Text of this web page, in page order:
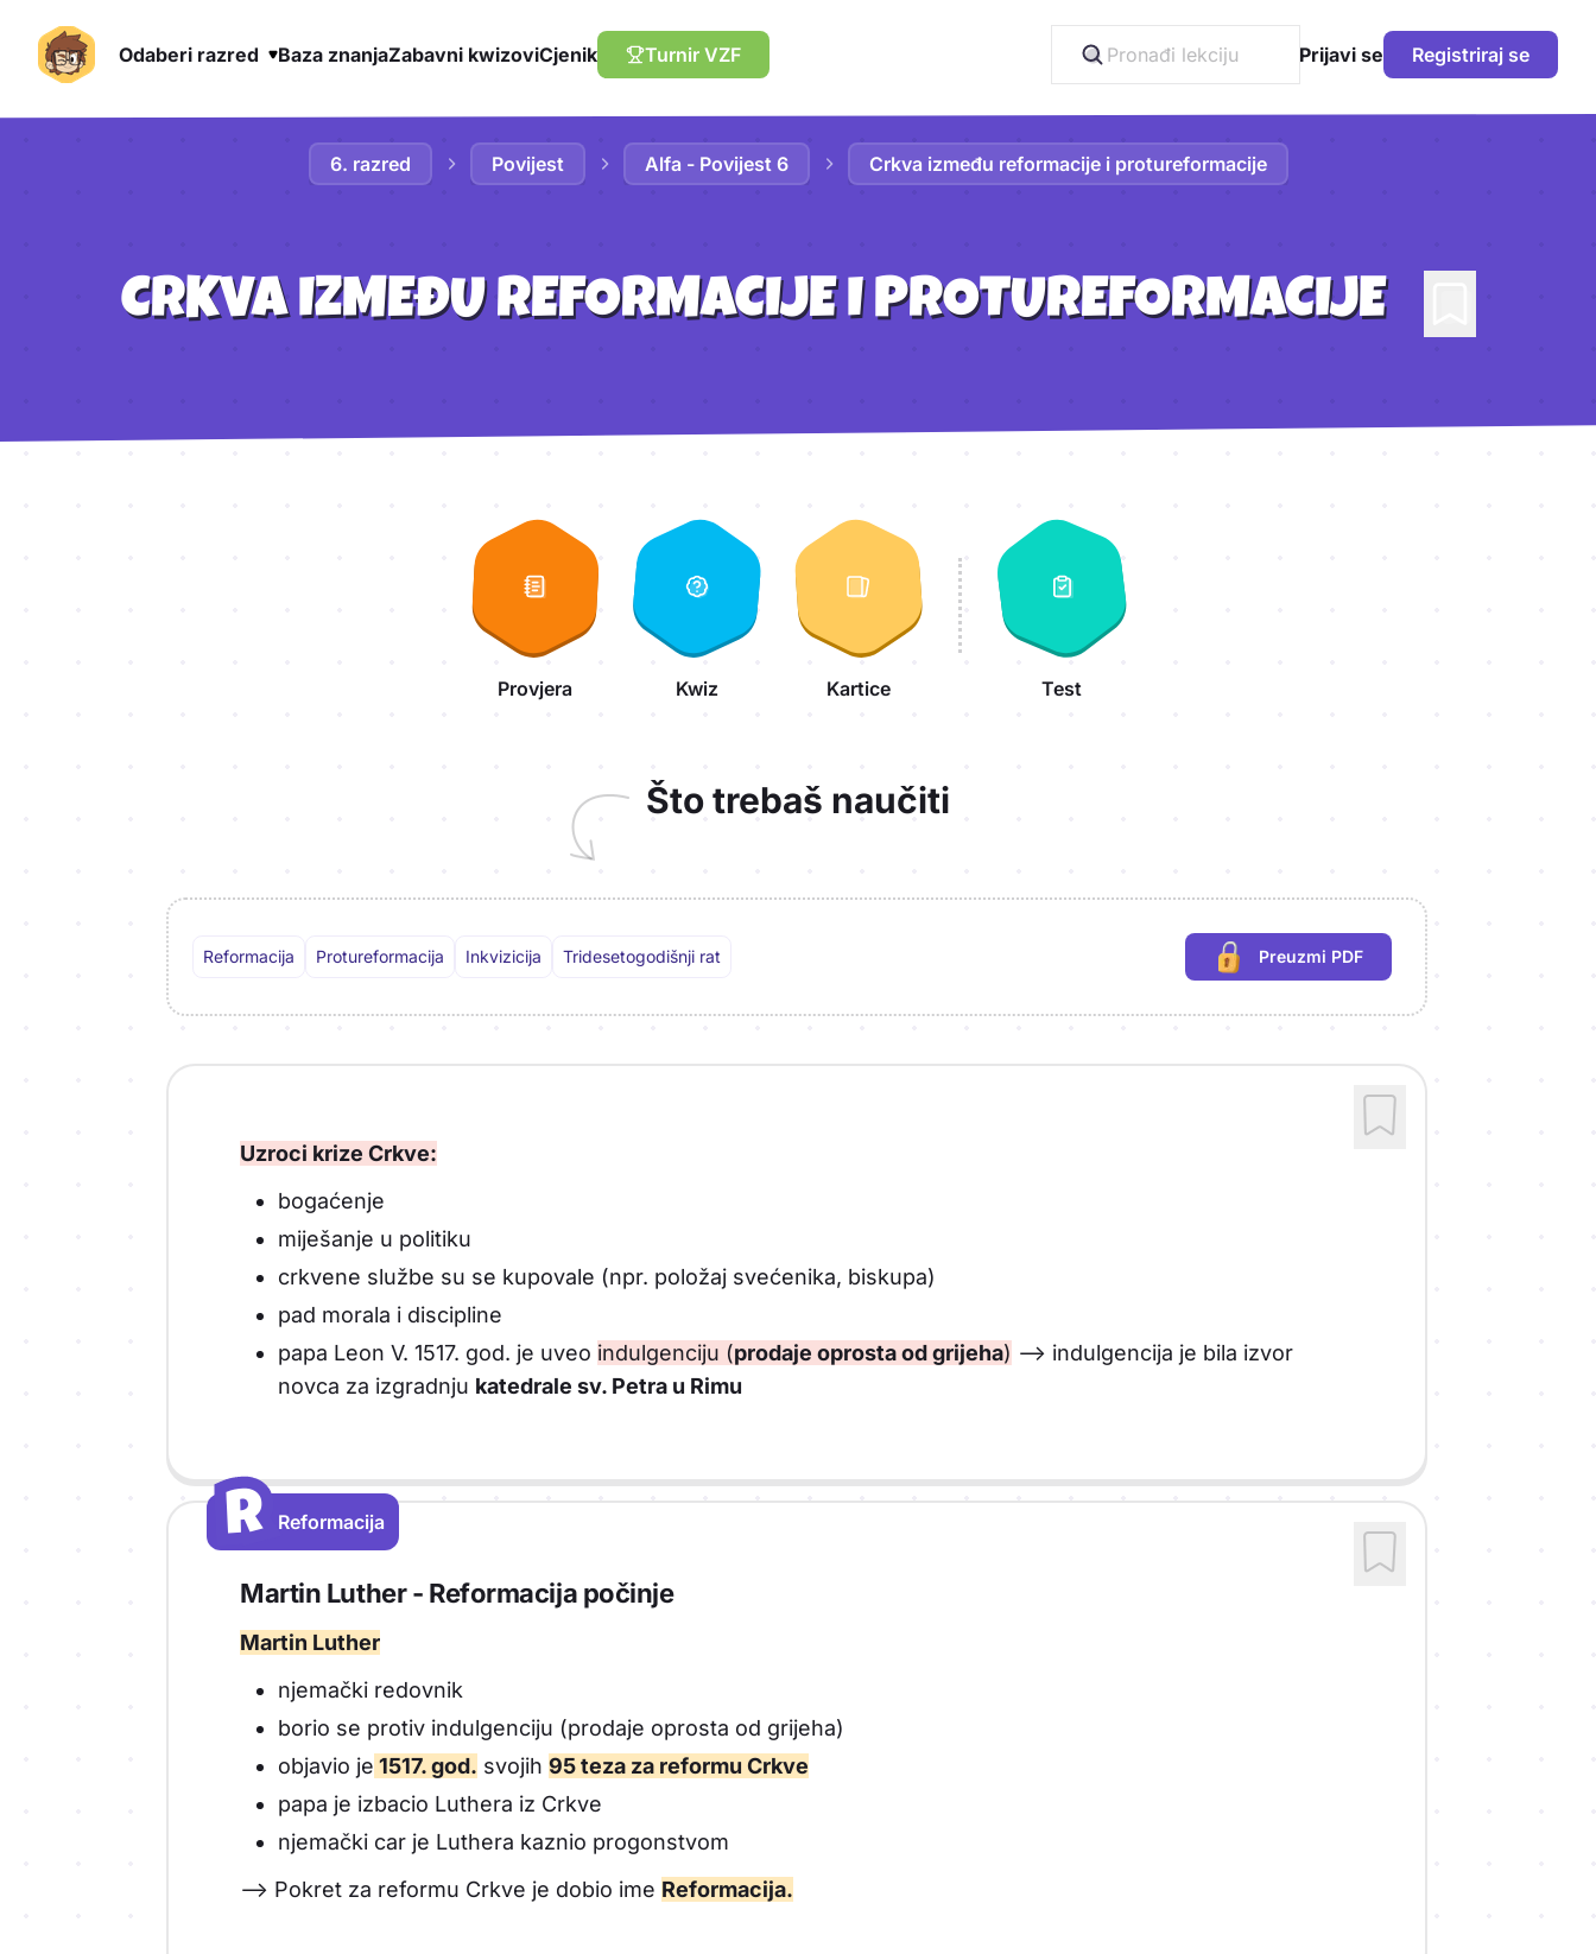
Odaberi razred Baza znanjaZabavni kwizoviCjenik Turnir VZF Prijavi se Registriraj se
6. razred
Povijest Alfa - Povijest 6 Crkva između reformacije i protureformacije
CRKVA IZMEĐU REFORMACIJE I PROTUREFORMACIJE
Provjera Kwiz Kartice Test
Što trebaš naučiti
Reformacija Protureformacija Inkvizicija Tridesetogodišnji rat Preuzmi PDF
(potrebna prijava)
Uzroci krize Crkve:
bogaćenje
miješanje u politiku
crkvene službe su se kupovale (npr. položaj svećenika, biskupa)
pad morala i discipline
papa Leon V. 1517. god. je uveo indulgenciju (prodaje oprosta od grijeha) --> indulgencija je bila izvor
novca za izgradnju katedrale sv. Petra u Rimu
R
R
Reformacija
Martin Luther - Reformacija počinje
Martin Luther
njemački redovnik
borio se protiv indulgenciju (prodaje oprosta od grijeha)
objavio je 1517. god. svojih 95 teza za reformu Crkve
papa je izbacio Luthera iz Crkve
njemački car je Luthera kaznio progonstvom
--> Pokret za reformu Crkve je dobio ime Reformacija.